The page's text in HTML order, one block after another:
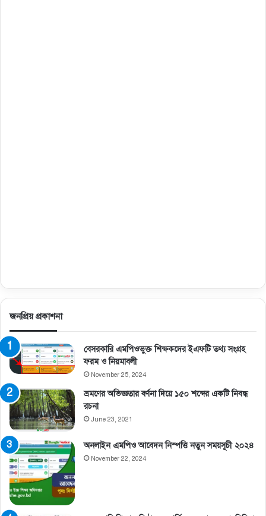
জনপ্রিয় প্রকাশনা
বেসরকারি এমপিওভুক্ত শিক্ষকদের ইএফটি তথ্য সংগ্রহ
ফরম ও নিয়মাবলী
November 25, 2024
ভ্রমণের অভিজ্ঞতার বর্ণনা দিয়ে ১৫০ শব্দের একটি নিবন্ধ
রচনা
June 23, 2021
অনলাইন এমপিও আবেদন নিস্পত্তি নতুন সময়সূচী ২০২৪
November 22, 2024